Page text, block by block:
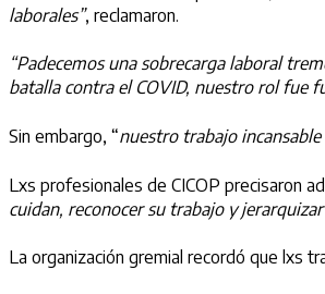
laborales”, reclamaron.
“Padecemosuna sobrecarga laboral
batalla contra el COVID, nuestro rol fue
Sin embargo, “nuestro trabajo
Lxs profesionales de CICOP precisaron
cuidan, reconocer su trabajo y
La organización gremial recordó que lxs